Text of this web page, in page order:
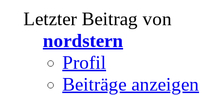
Letzter Beitrag von
nordstern
Profil
Beiträge anzeigen